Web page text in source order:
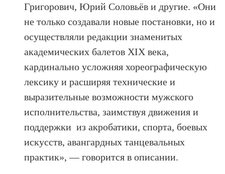
Григорович, Юрий Соловьёв и другие. «Они
не только создавали новые постановки, но и
осуществляли редакции знаменитых
академических балетов XIX века,
кардинально усложняя хореографическую
лексику и расширяя технические и
выразительные возможности мужского
исполнительства, заимствуя движения и
поддержки из акробатики, спорта, боевых
искусств, авангардных танцевальных
практик», — говорится в описании.